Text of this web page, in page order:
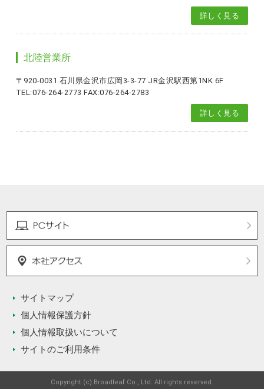
詳しく見る
北陸営業所
〒920-0031 石川県金沢市広岡3-3-77 JR金沢駅西第1NK 6F
TEL:076-264-2773 FAX:076-264-2783
詳しく見る
サイトマップ
個人情報保護方針
個人情報取扱いについて
サイトのご利用条件
Copyright (c) Broadleaf Co., Ltd. All rights reserved.